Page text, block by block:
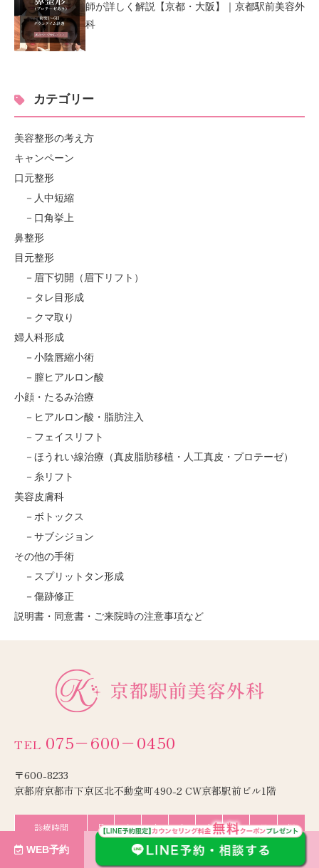
WEB予約
師が詳しく解説【京都・大阪】｜京都駅前美容外
科
カテゴリー
美容整形の考え方
キャンペーン
口元整形
人中短縮
口角挙上
鼻整形
目元整形
眉下切開（眉下リフト）
タレ目形成
クマ取り
婦人科形成
小陰唇縮小術
膣ヒアルロン酸
小顔・たるみ治療
ヒアルロン酸・脂肪注入
フェイスリフト
ほうれい線治療（真皮脂肪移植・人工真皮・プロテーゼ）
糸リフト
美容皮膚科
ボトックス
サブシジョン
その他の手術
スプリットタン形成
傷跡修正
説明書・同意書・ご来院時の注意事項など
TEL 075−600−0450
〒600-8233
京都府京都市下京区北不動堂町490-2 CW京都駅前ビル1階
診療時間 月 火 水 木 金 土 日 祝
10:00-18:00 ● ● ● ●